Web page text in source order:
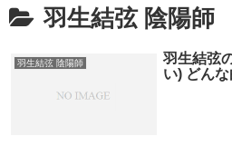
羽生結弦 陰陽師
羽生結弦 陰陽師
羽生結弦
い) どん